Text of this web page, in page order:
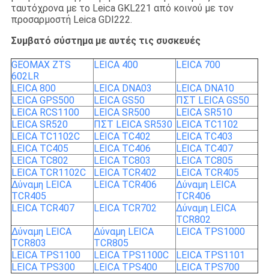
ταυτόχρονα με το Leica GKL221 από κοινού με τον
προσαρμοστή Leica GDI222.
Συμβατό σύστημα με αυτές τις συσκευές
GEOMAX ZTS
602LR
LEICA 400 LEICA 700
LEICA 800 LEICA DNA03
LEICA DNA10
LEICA GPS500
LEICA GS50
ΠΣΤ LEICA GS50
LEICA RCS1100
LEICA SR500
LEICA SR510
LEICA SR520
ΠΣΤ LEICA SR530 LEICA TC1102
LEICA TC1102C
LEICA TC402
LEICA TC403
LEICA TC405
LEICA TC406
LEICA TC407
LEICA TC802
LEICA TC803
LEICA TC805
LEICA TCR1102C
LEICA TCR402
LEICA TCR405
Δύναμη LEICA
TCR405
LEICA TCR406
Δύναμη LEICA
TCR406
LEICA TCR407
LEICA TCR702
Δύναμη LEICA
TCR802
Δύναμη LEICA
TCR803
Δύναμη LEICA
TCR805
LEICA TPS1000
LEICA TPS1100 LEICA TPS1100C
LEICA TPS1101
LEICA TPS300
LEICA TPS400 LEICA TPS700